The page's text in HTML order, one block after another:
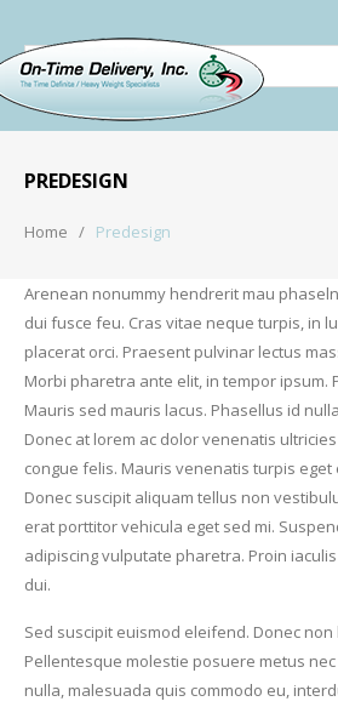
PREDESIGN
Home Predesign
Arenean nonummy hendrerit mau
dui fusce feu. Cras vitae neque turpis, in
placerat orci. Praesent pulvinar lectus
Morbi pharetra ante elit, in tempor ipsum.
Mauris sed mauris lacus. Phasellus id
Donec at lorem ac dolor venenatis
congue felis. Mauris venenatis turpis
Donec suscipit aliquam tellus non
erat porttitor vehicula eget sed mi.
adipiscing vulputate pharetra. Proin
dui.
Sed suscipit euismod eleifend. Donec non
Pellentesque molestie posuere metus
nulla, malesuada quis commodo eu,